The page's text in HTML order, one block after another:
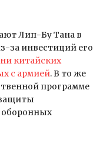
Лип-Бу Тана в
за инвестиций его
китайских
с армией. В то же
программе
оборонных